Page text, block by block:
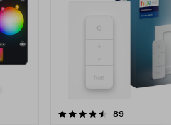
89arvostelut
0.0 viidestä